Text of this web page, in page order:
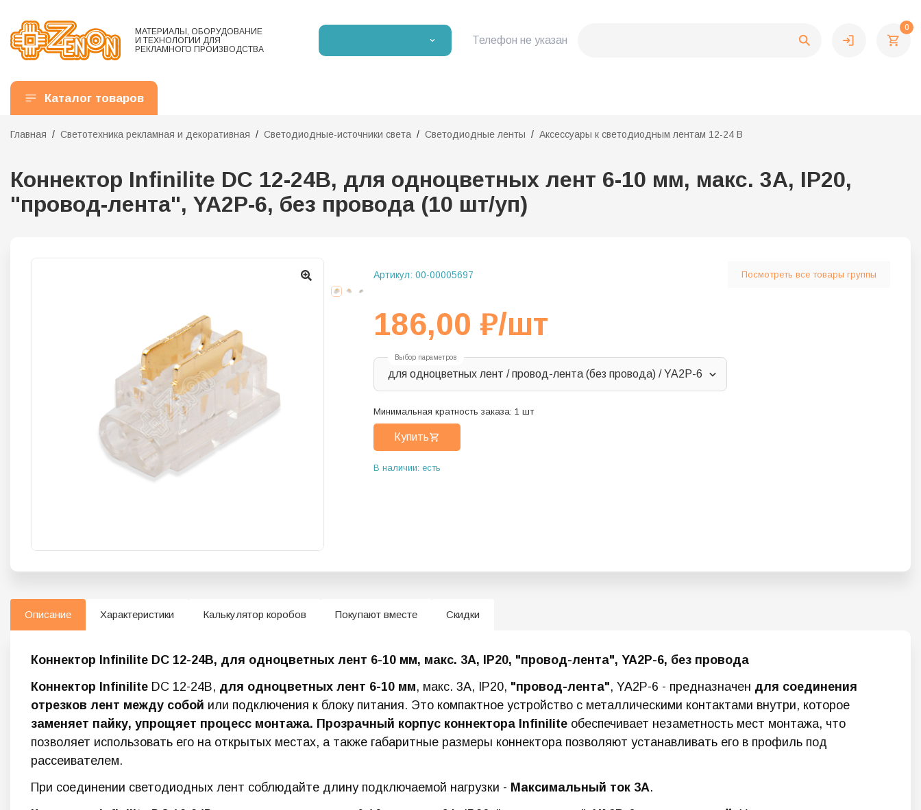
МАТЕРИАЛЫ, ОБОРУДОВАНИЕ
И ТЕХНОЛОГИИ ДЛЯ
РЕКЛАМНОГО ПРОИЗВОДСТВА
Телефон не указан
0
Каталог товаров
Главная Светотехника рекламная и декоративная Светодиодные-источники света Светодиодные ленты Аксессуары к светодиодным лентам 12-24 В
Коннектор Infinilite DC 12-24В, для одноцветных лент 6-10 мм, макс. 3А, IP20,
"провод-лента", YA2P-6, без провода (10 шт/уп)
Артикул: 00-00005697 Посмотреть все товары группы
186,00 ₽/шт
Выбор параметров
для одноцветных лент / провод-лента (без провода) / YA2P-6
Минимальная кратность заказа: 1 шт
Купить
В наличии: есть
Описание Характеристики Калькулятор коробов Покупают вместе Скидки
Коннектор Infinilite DC 12-24В, для одноцветных лент 6-10 мм, макс. 3А, IP20, "провод-лента", YA2P-6, без провода
Коннектор Infinilite DC 12-24В, для одноцветных лент 6-10 мм, макс. 3А, IP20, "провод-лента", YA2P-6 - предназначен для соединения
отрезков лент между собой или подключения к блоку питания. Это компактное устройство с металлическими контактами внутри, которое
заменяет пайку, упрощяет процесс монтажа. Прозрачный корпус коннектора Infinilite обеспечивает незаметность мест монтажа, что
позволяет использовать его на открытых местах, а также габаритные размеры коннектора позволяют устанавливать его в профиль под
рассеивателем.
При соединении светодиодных лент соблюдайте длину подключаемой нагрузки - Максимальный ток 3А.